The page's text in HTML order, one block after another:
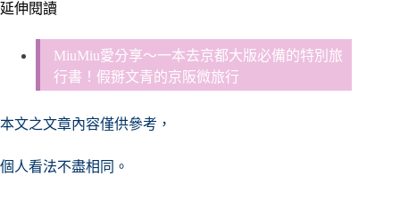
延伸閱讀
MiuMiu愛分享～一本去京都大版必備的特別旅
行書！假掰文青的京阪微旅行
本文之文章內容僅供參考，
個人看法不盡相同。